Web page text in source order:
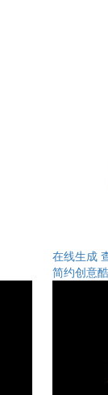
在线生成
简约创意